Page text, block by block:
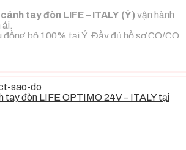
tay đòn LIFE – ITALY (Ý) vận hành
ái.
đồng bộ 100% tại Ý. Đầy đủ hồ sơ CO/CQ